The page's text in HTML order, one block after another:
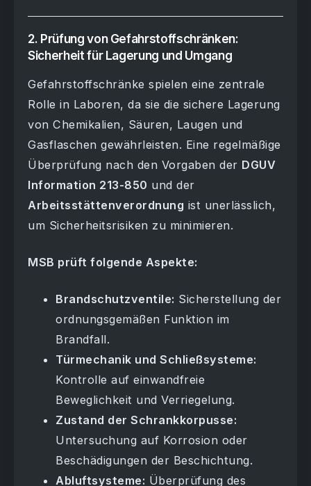
2. Prüfung von Gefahrstoffschränken:
Sicherheit für Lagerung und Umgang
Gefahrstoffschränke spielen eine zentrale
Rolle in Laboren, da sie die sichere Lagerung
von Chemikalien, Säuren, Laugen und
Gasflaschen gewährleisten. Eine regelmäßige
Überprüfung nach den Vorgaben der DGUV
Information 213-850 und der
Arbeitsstättenverordnung ist unerlässlich,
um Sicherheitsrisiken zu minimieren.
MSB prüft folgende Aspekte:
Brandschutzventile: Sicherstellung der
ordnungsgemäßen Funktion im
Brandfall.
Türmechanik und Schließsysteme:
Kontrolle auf einwandfreie
Beweglichkeit und Verriegelung.
Zustand der Schrankkorpusse:
Untersuchung auf Korrosion oder
Beschädigungen der Beschichtung.
Abluftsysteme: Überprüfung des